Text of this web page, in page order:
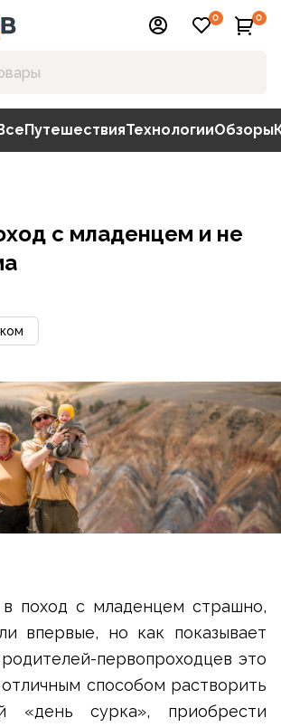
0 0
ПутешествияТехнологииОбзоры
с младенцем и не
в поход с младенцем страшно,
впервые, но как показывает
первопроходцев это
способом растворить
«день сурка», приобрести